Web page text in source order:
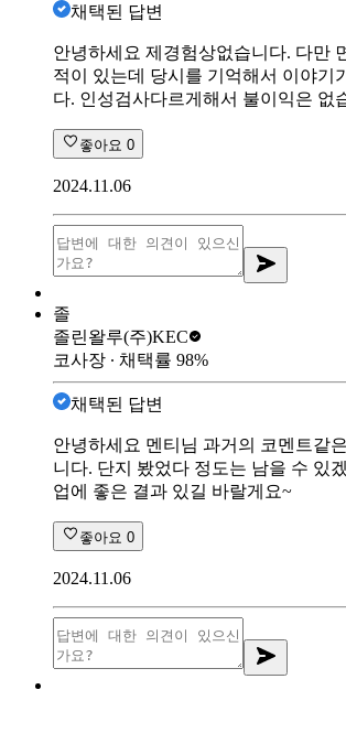
채택된 답변
안녕하세요 제경험상없습니다. 다만
적이 있는데 당시를 기억해서 이야기
다. 인성검사다르게해서 불이익은 없
좋아요 0
2024.11.06
졸
졸린왈루(주)KEC
코사장 ∙ 채택률 98%
채택된 답변
안녕하세요 멘티님 과거의 코멘트같
니다. 단지 봤었다 정도는 남을 수 있
업에 좋은 결과 있길 바랄게요~
좋아요 0
2024.11.06